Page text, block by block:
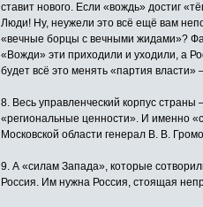
ставит нового. Если «вождь» достиг
Люди! Ну, неужели это всё ещё вам
«вечные борцы с вечными жидами»?
«Вожди» эти приходили и уходили, а
будет всё это менять «партия
8. Весь управленческий корпус
«региональные ценности». И именно
Московской области генерал В. В.
9. А «силам Запада», которые
Россия. Им нужна Россия, стоящая